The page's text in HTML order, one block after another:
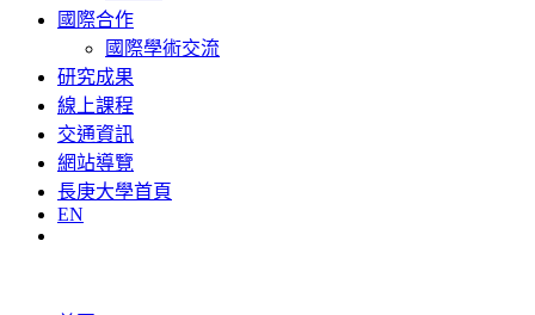
國際合作
國際學術交流
研究成果
線上課程
交通資訊
網站導覽
長庚大學首頁
EN